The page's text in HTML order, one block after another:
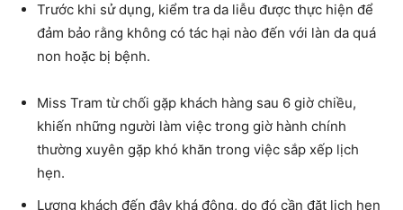
Trước khi sử dụng, kiểm tra da liễu được thực hiện để
đảm bảo rằng không có tác hại nào đến với làn da quá
non hoặc bị bệnh.
Miss Tram từ chối gặp khách hàng sau 6 giờ chiều,
khiến những người làm việc trong giờ hành chính
thường xuyên gặp khó khăn trong việc sắp xếp lịch
hẹn.
Lượng khách đến đây khá đông, do đó cần đặt lịch hẹn